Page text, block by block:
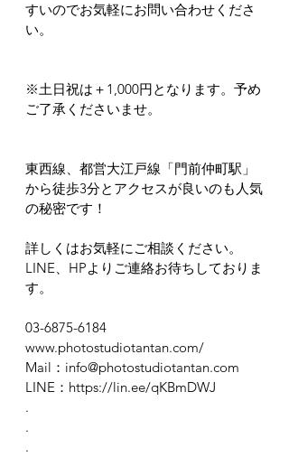
すいのでお気軽にお問い合わせくださ
い。
※土日祝は＋1,000円となります。予め
ご了承くださいませ。
東西線、都営大江戸線「門前仲町駅」
から徒歩3分とアクセスが良いのも人気
の秘密です！
詳しくはお気軽にご相談ください。
LINE、HPよりご連絡お待ちしておりま
す。
03-6875-6184
www.photostudiotantan.com/
Mail：info@photostudiotantan.com
LINE：https://lin.ee/qKBmDWJ
.
.
.